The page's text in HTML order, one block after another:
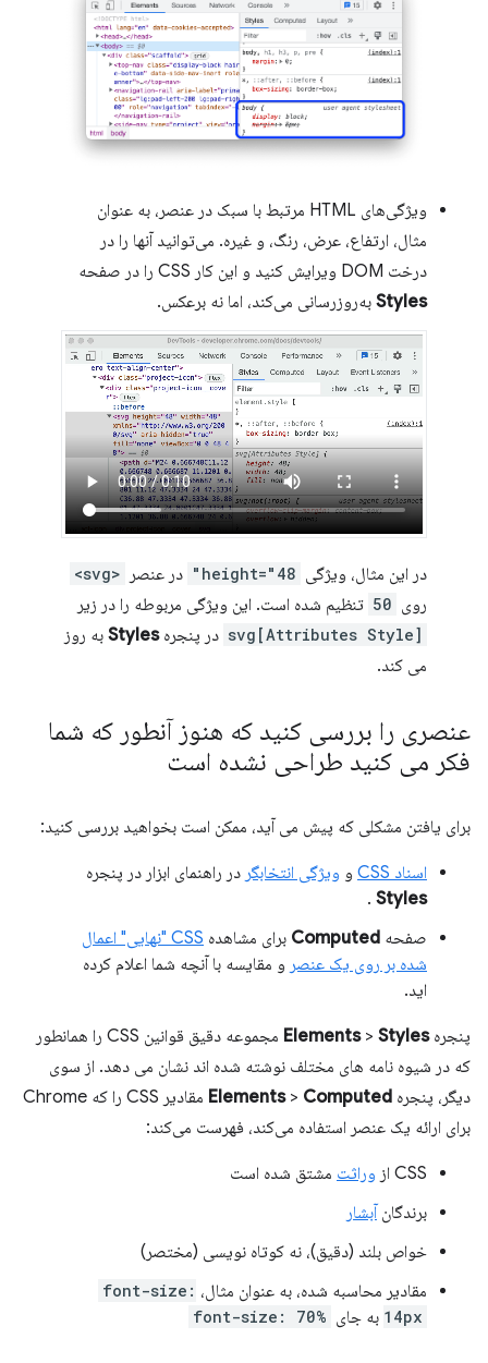
ویژگی‌های HTML مرتبط با سبک در عنصر، به عنوان
مثال، ارتفاع، عرض، رنگ، و غیره. می‌توانید آنها را در
درخت DOM ویرایش کنید و این کار CSS را در صفحه
Styles به‌روزرسانی می‌کند، اما نه برعکس.
در این مثال، ویژگی height="48" در عنصر <svg>
روی 50 تنظیم شده است. این ویژگی مربوطه را در زیر
svg[Attributes Style] در پنجرهStyles به روز
می کند.
عنصری را بررسی کنید که هنوز آنطور که شما
فکر می کنید طراحی نشده است
برای یافتن مشکلی که پیش می آید، ممکن است بخواهید بررسی کنید:
اسناد CSS و ویژگی انتخابگر در راهنمای ابزار در پنجره
Styles
.
صفحه Computed برای مشاهده
CSS "نهایی" اعمال
شده بر روی یک عنصر و مقایسه با آنچه شما اعلام کرده
اید.
پنجره Elements> Styles
مجموعه دقیق قوانین CSS را همانطور
که در شیوه نامه های مختلف نوشته شده اند نشان می دهد. از سوی
دیگر، پنجره
Elements> Computed
مقادیر CSS را که Chrome
برای ارائه یک عنصر استفاده می‌کند، فهرست می‌کند:
CSS از وراثت مشتق شده است
برندگان آبشار
خواص بلند (دقیق)، نه کوتاه نویسی (مختصر)
مقادیر محاسبه شده، به عنوان مثال، font-size:
14px به جای font-size: 70%